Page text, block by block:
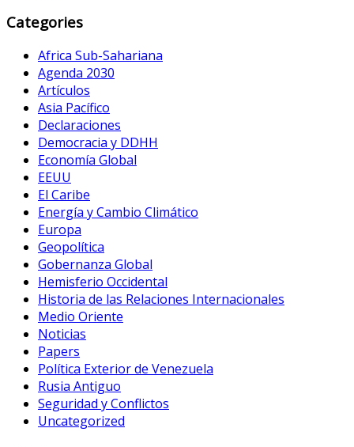
Categories
Africa Sub-Sahariana
Agenda 2030
Artículos
Asia Pacífico
Declaraciones
Democracia y DDHH
Economía Global
EEUU
El Caribe
Energía y Cambio Climático
Europa
Geopolítica
Gobernanza Global
Hemisferio Occidental
Historia de las Relaciones Internacionales
Medio Oriente
Noticias
Papers
Política Exterior de Venezuela
Rusia Antiguo
Seguridad y Conflictos
Uncategorized